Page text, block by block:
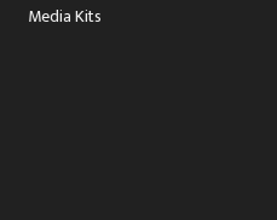
Media Kits